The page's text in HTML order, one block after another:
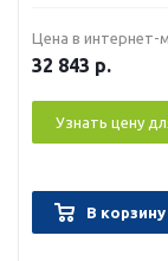
Цена в интернет-
32 843 р.
Узнать цену
В корзину